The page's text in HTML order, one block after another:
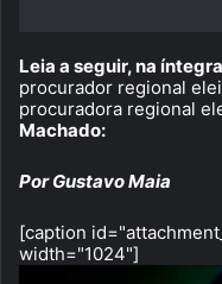
Leia a seguir, na
procurador regional
procuradora regional
Machado:
Por Gustavo Maia
[caption
width="1024"]